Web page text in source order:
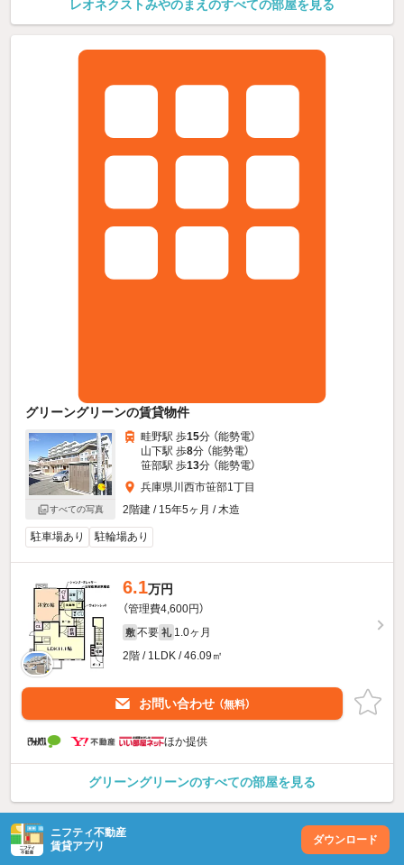
レオネクストみやのまえのすべての部屋を見る
グリーングリーンの賃貸物件
すべての写真
畦野駅 歩15分 （能勢電）
山下駅 歩8分 （能勢電）
笹部駅 歩13分 （能勢電）
兵庫県川西市笹部1丁目
2階建 / 15年5ヶ月 / 木造
駐車場あり 駐輪場あり
6.1万円
（管理費4,600円）
敷 不要 礼 1.0ヶ月
2階 / 1LDK / 46.09㎡
お問い合わせ （無料）
ほか提供
グリーングリーンのすべての部屋を見る
ニフティ不動産
賃貸アプリ
ダウンロード